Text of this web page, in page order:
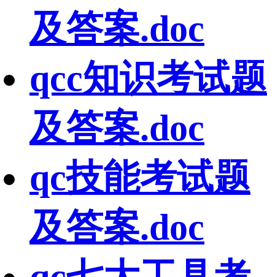
及答案.doc
qcc知识考试题
及答案.doc
qc技能考试题
及答案.doc